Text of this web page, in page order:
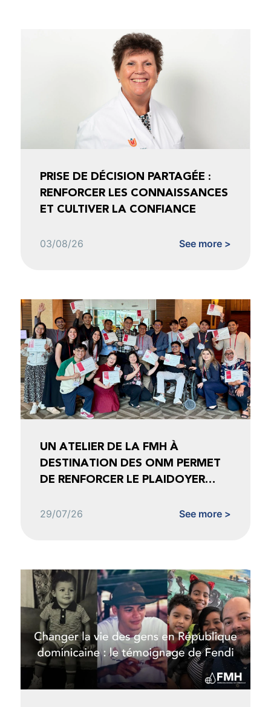
PRISE DE DÉCISION PARTAGÉE :
RENFORCER LES CONNAISSANCES
ET CULTIVER LA CONFIANCE
03/08/26 See more >
UN ATELIER DE LA FMH À
DESTINATION DES ONM PERMET
DE RENFORCER LE PLAIDOYER
29/07/26 See more >